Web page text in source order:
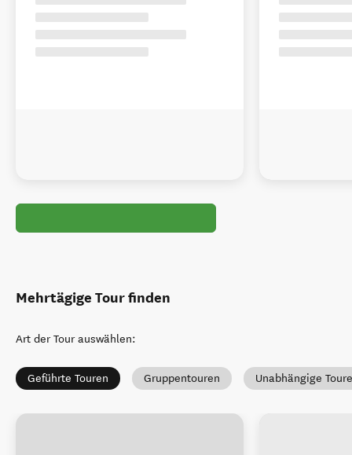
Mehrtägige Tour finden
Art der Tour auswählen:
Geführte Touren Gruppentouren Unabhängige